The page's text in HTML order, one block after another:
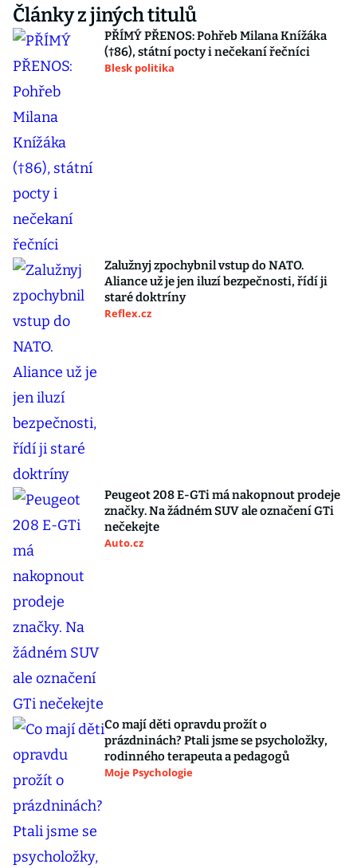
Články z jiných titulů
PŘÍMÝ PŘENOS: Pohřeb Milana Knížáka
(†86), státní pocty i nečekaní řečníci
Blesk politika
Zalužnyj zpochybnil vstup do NATO.
Aliance už je jen iluzí bezpečnosti, řídí ji
staré doktríny
Reflex.cz
Peugeot 208 E-GTi má nakopnout prodeje
značky. Na žádném SUV ale označení GTi
nečekejte
Auto.cz
Co mají děti opravdu prožít o
prázdninách? Ptali jsme se psycholožky,
rodinného terapeuta a pedagogů
Moje Psychologie